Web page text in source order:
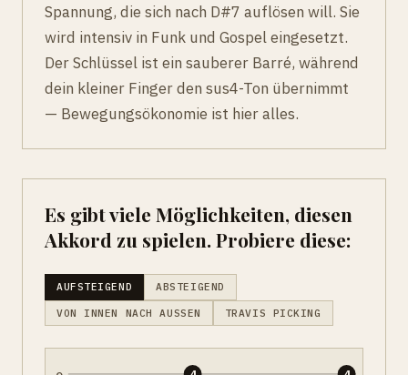
Spannung, die sich nach D#7 auflösen will. Sie
wird intensiv in Funk und Gospel eingesetzt.
Der Schlüssel ist ein sauberer Barré, während
dein kleiner Finger den sus4-Ton übernimmt
— Bewegungsökonomie ist hier alles.
Es gibt viele Möglichkeiten, diesen
Akkord zu spielen. Probiere diese:
AUFSTEIGEND ABSTEIGEND
VON INNEN NACH AUSSEN TRAVIS PICKING